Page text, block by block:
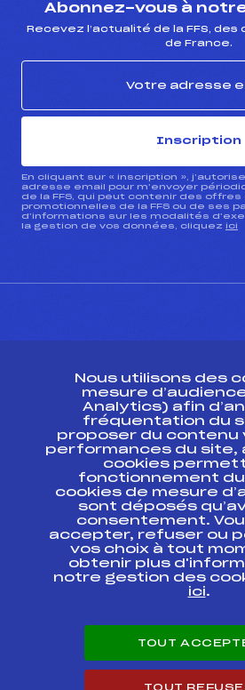
Abonnez-vous à
Recevez l’actualité de la FFS, des
de France.
Inscription
En cliquant sur « inscription »,
adresse email pour m’envoyer
de la FFS, qui peut contenir des
promotionnelles de la FFS ou de ses
d’informations sur les modalités
la gestion de vos données, cliquez ici
Ressources
Pass’Neige
Projet sportif fédéral
Projet de performance
Antidopage
Pôle Développement,
Scientifique
Listes ministérielles
Pôle vie de l’athlète
Enseignement
Carrières
Nous utilisons des
mesure
Analytics) afin
fréquentation du
proposer du contenu
performances du site,
cookies
fonctionnement du
cookies de mesure
sont déposés
consentement.
accepter, refuser ou
vos choix à tout
obtenir plus
notre gestion des
ici.
TOUT
TOUT